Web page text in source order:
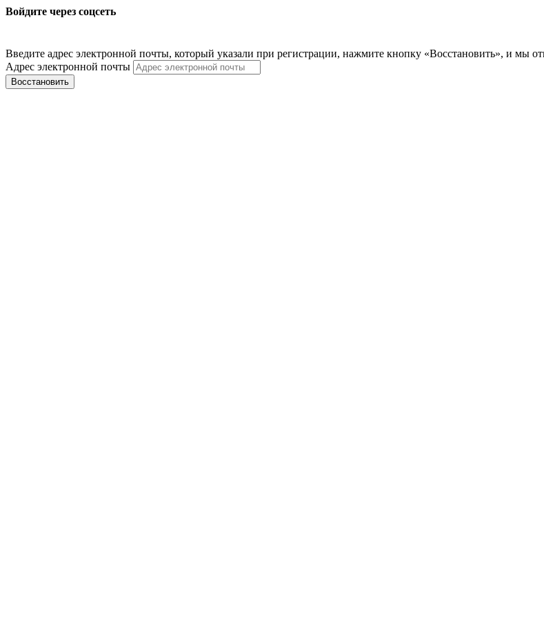
Войдите через соцсеть
Введите адрес электронной почты, который указали при регистрации, нажмите кнопку «Восстановить», и мы
Адрес электронной почты